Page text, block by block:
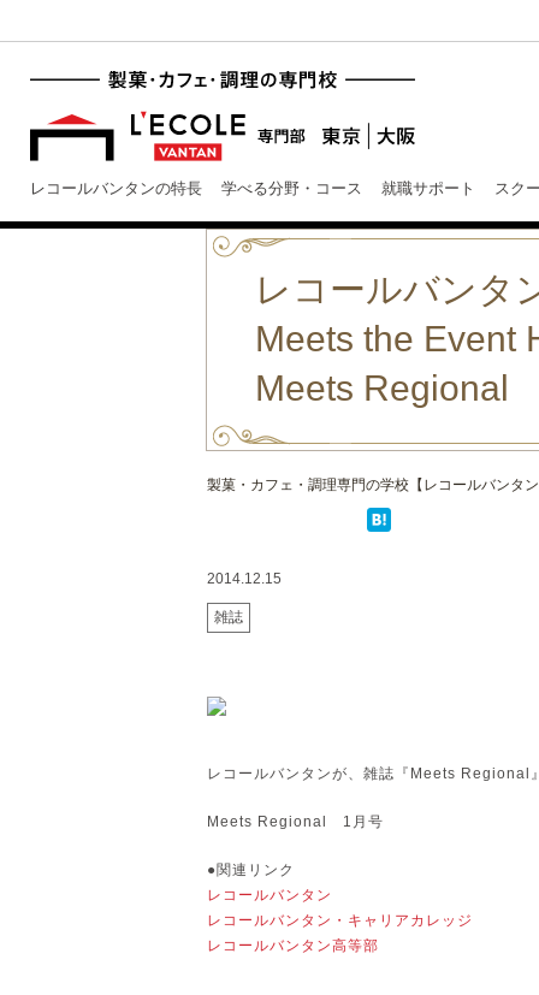
レコールバンタンの特長 学べる分野・コース 就職サポート スク
レコールバンタ
Meets the
Meets Regional
製菓・カフェ・調理専門の学校【レコールバンタ
2014.12.15
雑誌
レコールバンタンが、雑誌『Meets Regional
Meets Regional 1月号
●関連リンク
レコールバンタン
レコールバンタン・キャリアカレッジ
レコールバンタン高等部